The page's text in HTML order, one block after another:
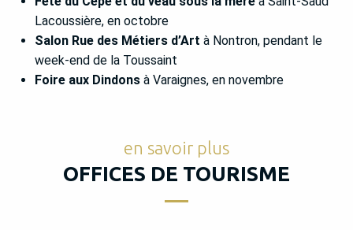
Lacoussière, en octobre
Salon Rue des Métiers d’Art à Nontron, pendant le
week-end de la Toussaint
Foire aux Dindons à Varaignes, en novembre
en savoir plus
OFFICES DE TOURISME